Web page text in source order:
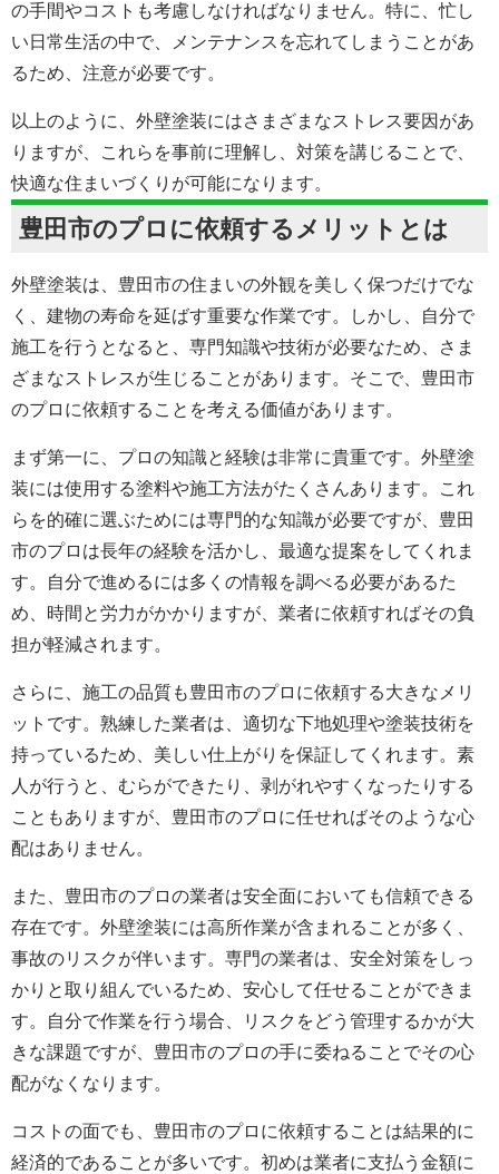
の手間やコストも考慮しなければなりません。特に、忙し
い日常生活の中で、メンテナンスを忘れてしまうことがあ
るため、注意が必要です。
以上のように、外壁塗装にはさまざまなストレス要因があ
りますが、これらを事前に理解し、対策を講じることで、
快適な住まいづくりが可能になります。
豊田市のプロに依頼するメリットとは
外壁塗装は、豊田市の住まいの外観を美しく保つだけでな
く、建物の寿命を延ばす重要な作業です。しかし、自分で
施工を行うとなると、専門知識や技術が必要なため、さま
ざまなストレスが生じることがあります。そこで、豊田市
のプロに依頼することを考える価値があります。
まず第一に、プロの知識と経験は非常に貴重です。外壁塗
装には使用する塗料や施工方法がたくさんあります。これ
らを的確に選ぶためには専門的な知識が必要ですが、豊田
市のプロは長年の経験を活かし、最適な提案をしてくれま
す。自分で進めるには多くの情報を調べる必要があるた
め、時間と労力がかかりますが、業者に依頼すればその負
担が軽減されます。
さらに、施工の品質も豊田市のプロに依頼する大きなメリ
ットです。熟練した業者は、適切な下地処理や塗装技術を
持っているため、美しい仕上がりを保証してくれます。素
人が行うと、むらができたり、剥がれやすくなったりする
こともありますが、豊田市のプロに任せればそのような心
配はありません。
また、豊田市のプロの業者は安全面においても信頼できる
存在です。外壁塗装には高所作業が含まれることが多く、
事故のリスクが伴います。専門の業者は、安全対策をしっ
かりと取り組んでいるため、安心して任せることができま
す。自分で作業を行う場合、リスクをどう管理するかが大
きな課題ですが、豊田市のプロの手に委ねることでその心
配がなくなります。
コストの面でも、豊田市のプロに依頼することは結果的に
経済的であることが多いです。初めは業者に支払う金額に